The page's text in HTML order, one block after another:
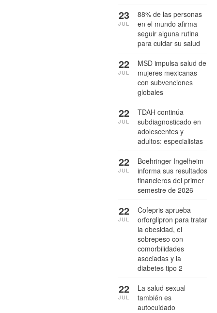
88% de las personas
en el mundo afirma
seguir alguna rutina
para cuidar su salud
23
JUL
MSD impulsa salud de
mujeres mexicanas
con subvenciones
globales
22
JUL
TDAH continúa
subdiagnosticado en
adolescentes y
adultos: especialistas
22
JUL
Boehringer Ingelheim
informa sus resultados
financieros del primer
semestre de 2026
22
JUL
Cofepris aprueba
orforglipron para tratar
la obesidad, el
sobrepeso con
comorbilidades
asociadas y la
diabetes tipo 2
22
JUL
La salud sexual
también es
autocuidado
22
JUL